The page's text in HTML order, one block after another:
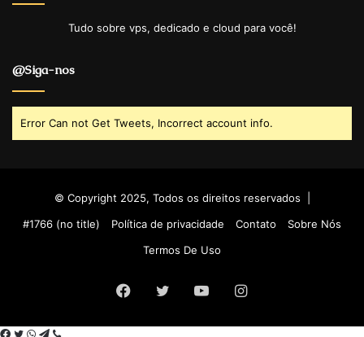
Tudo sobre vps, dedicado e cloud para você!
@Siga-nos
Error Can not Get Tweets, Incorrect account info.
© Copyright 2025, Todos os direitos reservados |
#1766 (no title)
Política de privacidade Contato
Sobre Nós
Termos De Uso
Facebook
Twitter YouTubeInstagram
Facebook
Twitter
WhatsApp
Telegram